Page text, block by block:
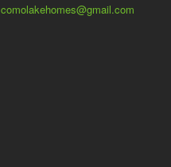
comolakehomes@gmail.com